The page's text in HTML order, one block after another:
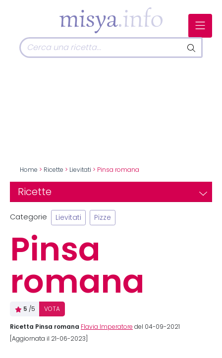
Home > Ricette > Lievitati > Pinsa romana
Ricette
Categorie Lievitati Pizze
Pinsa
romana
5 /5 VOTA
Ricetta Pinsa romana Flavia Imperatore del 04-09-2021
[Aggiornata il 21-06-2023]